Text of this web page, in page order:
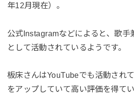
年12月現在）。
公式Instagramなどによると、歌手
として活動されているようです。
板床さんはYouTubeでも活動され
をアップしていて高い評価を得てい